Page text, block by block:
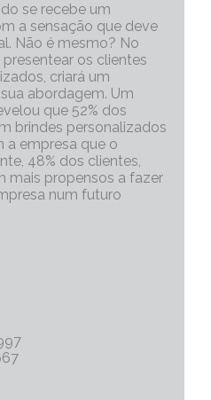
se recebe um
a sensação que deve
Não é mesmo? No
os clientes
criará um
abordagem. Um
que 52% dos
brindes personalizados
a empresa que o
48% dos clientes,
mais propensos a fazer
num futuro
conversa com um
exclusivo e
o “quebra do gelo”,
tratativas